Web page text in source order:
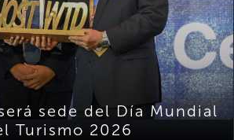
sede del Día Mundial
Turismo 2026